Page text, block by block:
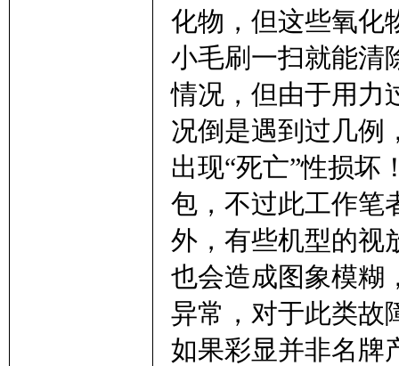
化物，但这些氧化
小毛刷一扫就能清
情况，但由于用力
况倒是遇到过几例
出现“死亡”性损坏
包，不过此工作笔
外，有些机型的视
也会造成图象模糊
异常，对于此类故
如果彩显并非名牌